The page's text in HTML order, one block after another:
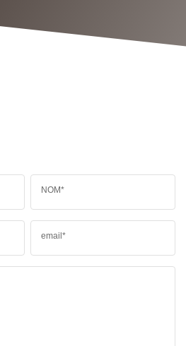
NOM*
email*